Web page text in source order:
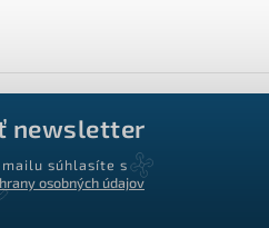
newsletter
súhlasíte s
osobných údajov